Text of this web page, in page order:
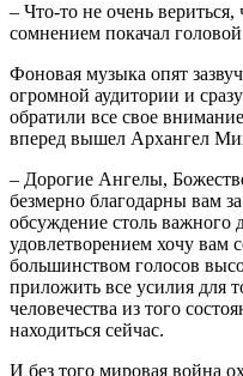
– Что-то не очень
сомнением покачал
Фоновая музыка опят
огромной аудитории и
обратили все свое
вперед вышел Архангел
– Дорогие Ангелы,
безмерно благодарны вам
обсуждение столь важного
удовлетворением хочу
большинством голосов
приложить все усилия для
человечества из того
находиться сейчас.
И без того мировая война